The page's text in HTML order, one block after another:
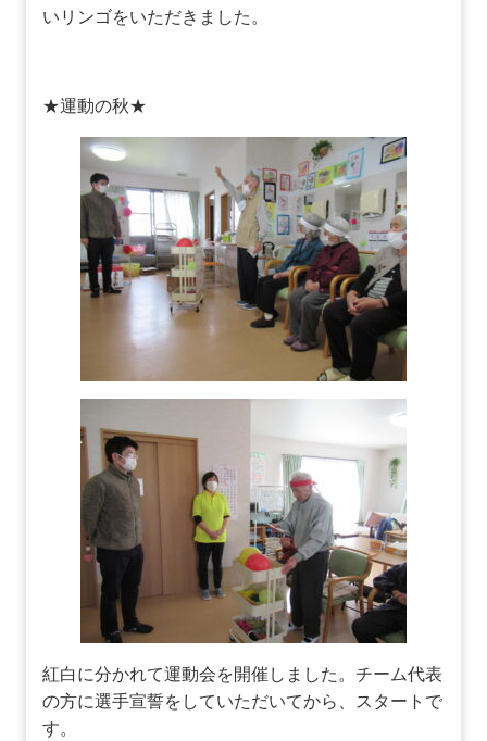
いリンゴをいただきました。
★運動の秋★
紅白に分かれて運動会を開催しました。チーム代表
の方に選手宣誓をしていただいてから、スタートで
す。